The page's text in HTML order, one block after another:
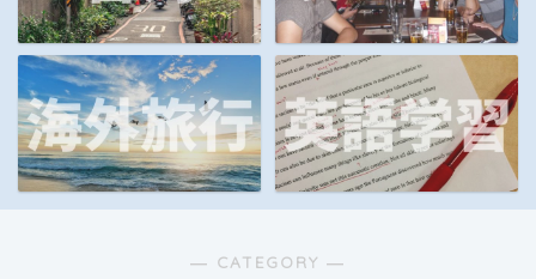
― CATEGORY ―